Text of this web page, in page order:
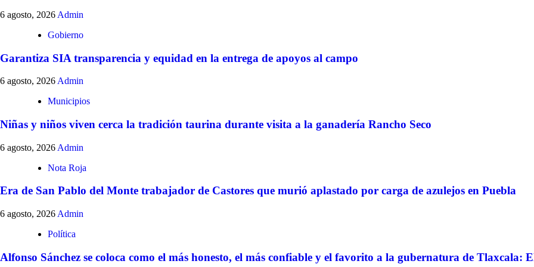
6 agosto, 2026 Admin
Gobierno
Garantiza SIA transparencia y equidad en la entrega de apoyos al campo
6 agosto, 2026 Admin
Municipios
Niñas y niños viven cerca la tradición taurina durante visita a la ganadería Rancho Seco
6 agosto, 2026 Admin
Nota Roja
Era de San Pablo del Monte trabajador de Castores que murió aplastado por carga de azulejos en Puebla
6 agosto, 2026 Admin
Política
Alfonso Sánchez se coloca como el más honesto, el más confiable y el favorito a la gubernatura de Tlaxcala: